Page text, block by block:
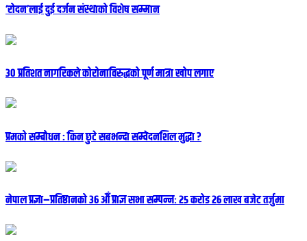
‘रोदन’लाई दुई दर्जन संस्थाको विशेष सम्मान
३० प्रतिशत नागरिकले कोरोनाविरुद्धको पूर्ण मात्रा खोप लगाए
प्रमको सम्बोधन : किन छुटे सबभन्दा सम्वेदनशिल मुद्धा ?
नेपाल प्रज्ञा–प्रतिष्ठानको ३६ औँ प्राज्ञ सभा सम्पन्नः २५ करोड २६ लाख बजेट तर्जुमा